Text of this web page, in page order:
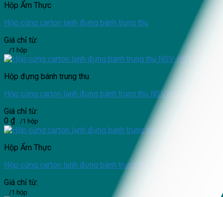
Hộp Ẩm Thực
Hộp cứng carton lạnh đựng bánh trung thu
Giá chỉ từ:
/1 hộp
Hộp đựng bánh trung thu
Hộp cứng carton lạnh đựng bánh trung thu NSV-HBTT21
Giá chỉ từ:
0 ₫ /1 hộp
Hộp Ẩm Thực
Hộp cứng carton lạnh đựng bánh trung thu
Giá chỉ từ:
/1 hộp